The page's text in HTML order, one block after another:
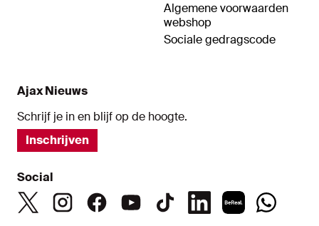
Algemene voorwaarden
webshop
Sociale gedragscode
Ajax Nieuws
Schrijf je in en blijf op de hoogte.
Inschrijven
Social